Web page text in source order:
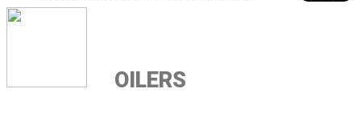
OILERS